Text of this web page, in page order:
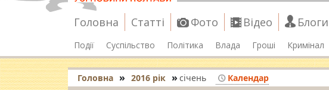
Головна Статті Фото Відео Блоги
Події Суспільство Політика Влада Гроші Кримінал
Головна » 2016 рік » січень Календар